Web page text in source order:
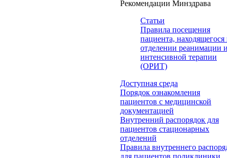
Рекомендации Минздрава
Статьи
Правила посещения
пациента, находящегося
отделении реанимации и
интенсивной терапии
(ОРИТ)
Доступная среда
Порядок ознакомления
пациентов с медицинской
документацией
Внутренний распорядок для
пациентов стационарных
отделений
Правила внутреннего